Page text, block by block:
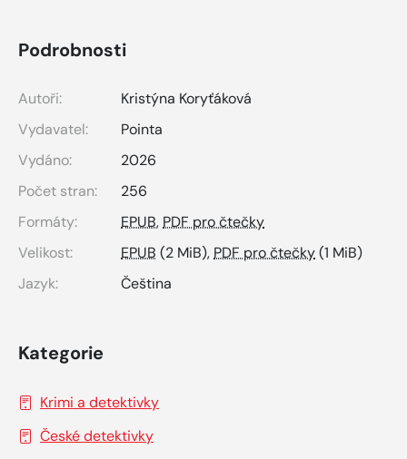
Podrobnosti
Autoři:
Kristýna Koryťáková
Vydavatel:
Pointa
Vydáno:
2026
Počet stran:
256
Formáty:
EPUB, PDF pro čtečky
Velikost:
EPUB (2 MiB), PDF pro čtečky(1 MiB)
Jazyk:
Čeština
Kategorie
Krimi a detektivky
České detektivky